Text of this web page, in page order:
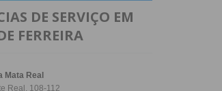
DE SERVIÇO EM
FERREIRA